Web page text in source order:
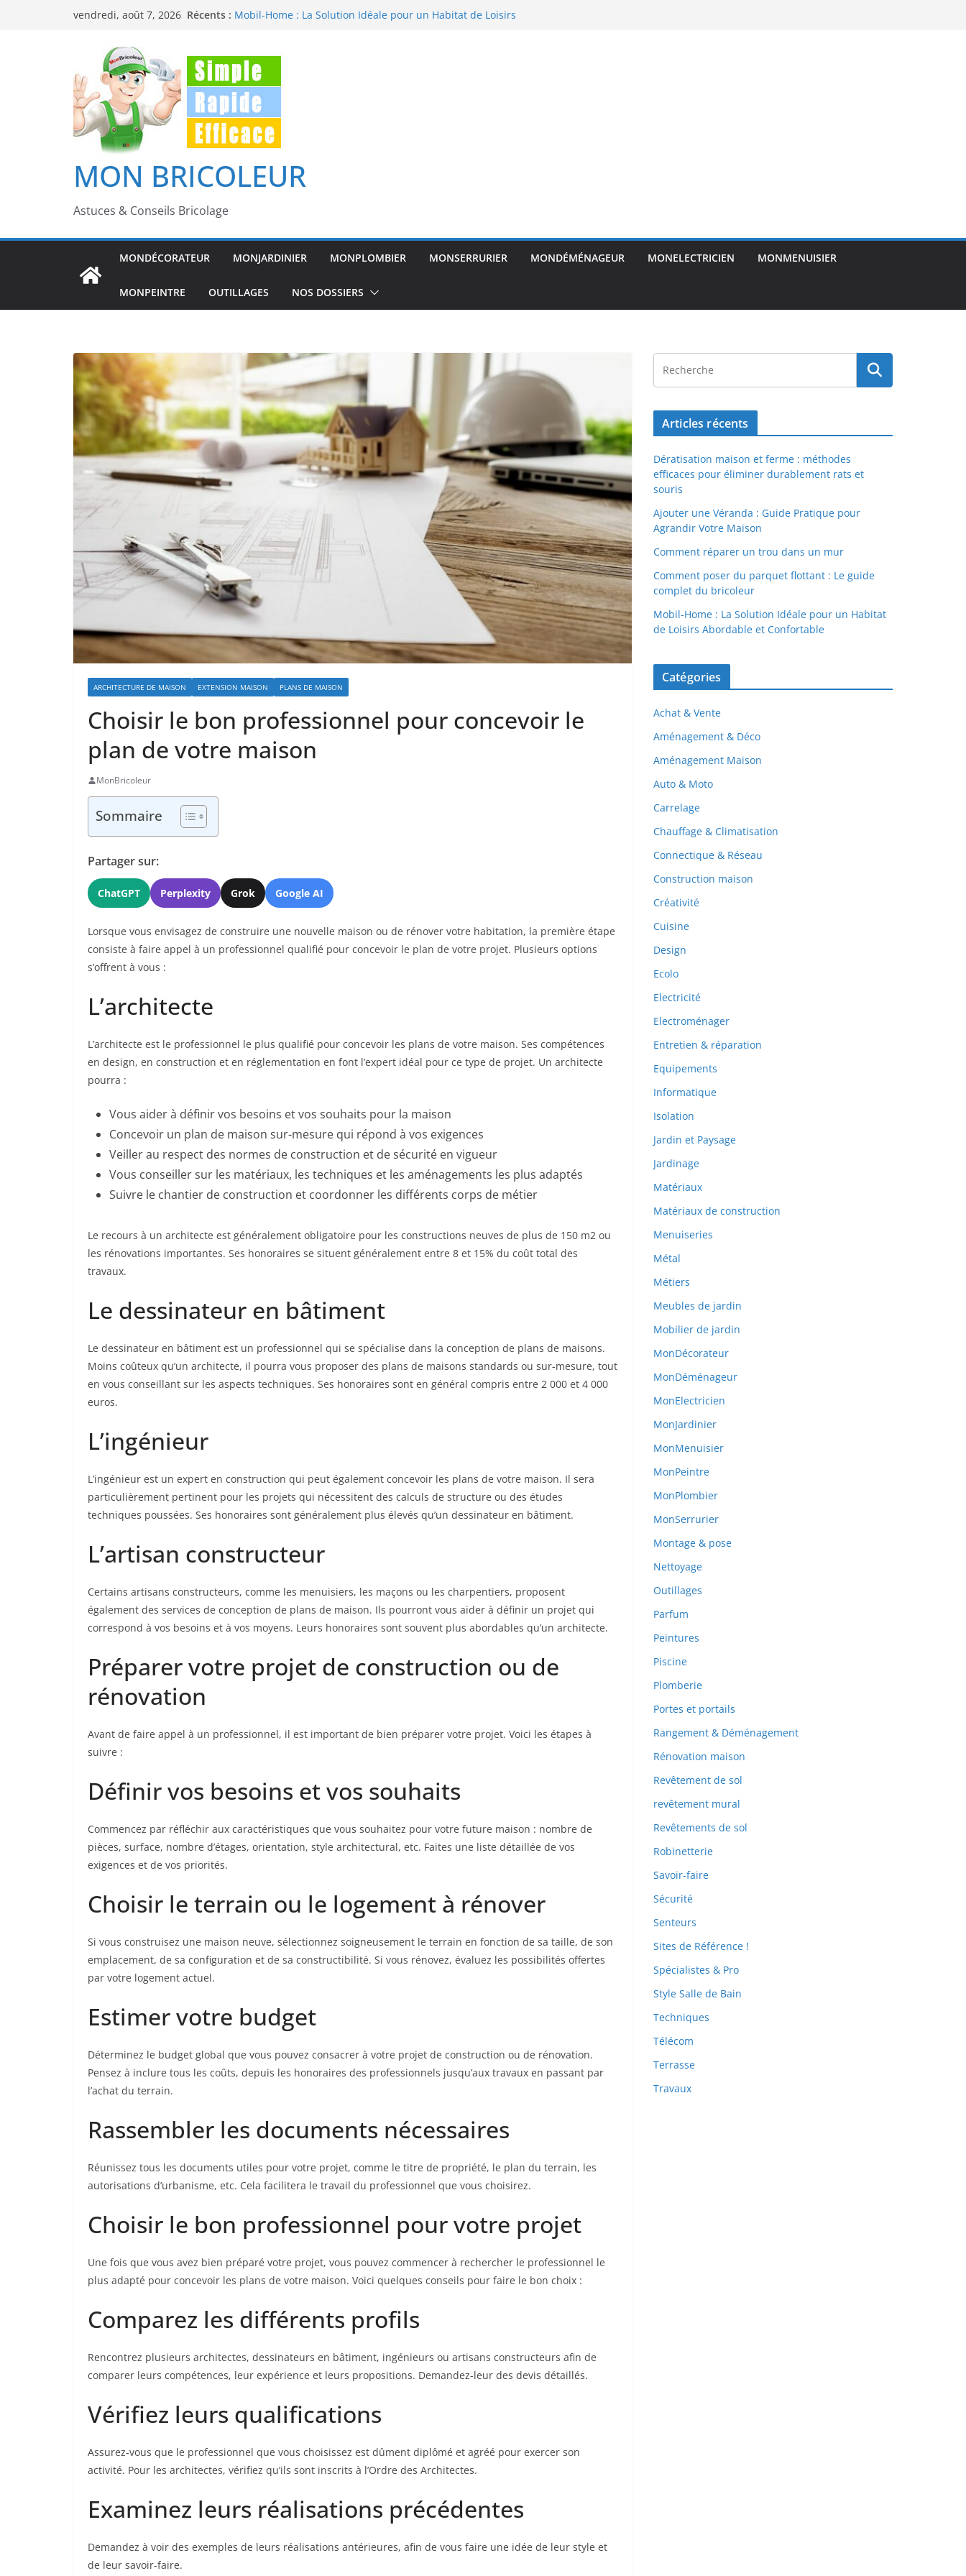
vendredi, août 7, 2026 Récents : Mobil-Home : La Solution Idéale pour un Habitat de Loisirs
éliminer durablement rats et souris
Ajouter une Véranda : Guide Pratique pour Agrandir Votre
Maison
Comment réparer un trou dans un mur
Comment poser du parquet flottant : Le guide complet du
bricoleur
MON BRICOLEUR
Astuces & Conseils Bricolage
MONDÉCORATEUR MONJARDINIER MONPLOMBIER MONSERRURIER MONDÉMÉNAGEUR MONELECTRICIEN MONMENUISIER
MONPEINTRE OUTILLAGES NOS DOSSIERS
ARCHITECTURE DE MAISON EXTENSION MAISON PLANS DE MAISON
Choisir le bon professionnel pour concevoir le
plan de votre maison
MonBricoleur
Sommaire
Partager sur:
ChatGPT Perplexity Grok Google AI
Lorsque vous envisagez de construire une nouvelle maison ou de rénover votre habitation, la première étape
consiste à faire appel à un professionnel qualifié pour concevoir le plan de votre projet. Plusieurs options
s’offrent à vous :
L’architecte
L’architecte est le professionnel le plus qualifié pour concevoir les plans de votre maison. Ses compétences
en design, en construction et en réglementation en font l’expert idéal pour ce type de projet. Un architecte
pourra :
Vous aider à définir vos besoins et vos souhaits pour la maison
Concevoir un plan de maison sur-mesure qui répond à vos exigences
Veiller au respect des normes de construction et de sécurité en vigueur
Vous conseiller sur les matériaux, les techniques et les aménagements les plus adaptés
Suivre le chantier de construction et coordonner les différents corps de métier
Le recours à un architecte est généralement obligatoire pour les constructions neuves de plus de 150 m2 ou
les rénovations importantes. Ses honoraires se situent généralement entre 8 et 15% du coût total des
travaux.
Le dessinateur en bâtiment
Le dessinateur en bâtiment est un professionnel qui se spécialise dans la conception de plans de maisons.
Moins coûteux qu’un architecte, il pourra vous proposer des plans de maisons standards ou sur-mesure, tout
en vous conseillant sur les aspects techniques. Ses honoraires sont en général compris entre 2 000 et 4 000
euros.
L’ingénieur
L’ingénieur est un expert en construction qui peut également concevoir les plans de votre maison. Il sera
particulièrement pertinent pour les projets qui nécessitent des calculs de structure ou des études
techniques poussées. Ses honoraires sont généralement plus élevés qu’un dessinateur en bâtiment.
L’artisan constructeur
Certains artisans constructeurs, comme les menuisiers, les maçons ou les charpentiers, proposent
également des services de conception de plans de maison. Ils pourront vous aider à définir un projet qui
correspond à vos besoins et à vos moyens. Leurs honoraires sont souvent plus abordables qu’un architecte.
Préparer votre projet de construction ou de
rénovation
Avant de faire appel à un professionnel, il est important de bien préparer votre projet. Voici les étapes à
suivre :
Définir vos besoins et vos souhaits
Commencez par réfléchir aux caractéristiques que vous souhaitez pour votre future maison : nombre de
pièces, surface, nombre d’étages, orientation, style architectural, etc. Faites une liste détaillée de vos
exigences et de vos priorités.
Choisir le terrain ou le logement à rénover
Si vous construisez une maison neuve, sélectionnez soigneusement le terrain en fonction de sa taille, de son
emplacement, de sa configuration et de sa constructibilité. Si vous rénovez, évaluez les possibilités offertes
par votre logement actuel.
Estimer votre budget
Déterminez le budget global que vous pouvez consacrer à votre projet de construction ou de rénovation.
Pensez à inclure tous les coûts, depuis les honoraires des professionnels jusqu’aux travaux en passant par
l’achat du terrain.
Rassembler les documents nécessaires
Réunissez tous les documents utiles pour votre projet, comme le titre de propriété, le plan du terrain, les
autorisations d’urbanisme, etc. Cela facilitera le travail du professionnel que vous choisirez.
Choisir le bon professionnel pour votre projet
Une fois que vous avez bien préparé votre projet, vous pouvez commencer à rechercher le professionnel le
plus adapté pour concevoir les plans de votre maison. Voici quelques conseils pour faire le bon choix :
Comparez les différents profils
Rencontrez plusieurs architectes, dessinateurs en bâtiment, ingénieurs ou artisans constructeurs afin de
comparer leurs compétences, leur expérience et leurs propositions. Demandez-leur des devis détaillés.
Vérifiez leurs qualifications
Assurez-vous que le professionnel que vous choisissez est dûment diplômé et agréé pour exercer son
activité. Pour les architectes, vérifiez qu’ils sont inscrits à l’Ordre des Architectes.
Examinez leurs réalisations précédentes
Demandez à voir des exemples de leurs réalisations antérieures, afin de vous faire une idée de leur style et
de leur savoir-faire.
Articles récents
Dératisation maison et ferme : méthodes
efficaces pour éliminer durablement rats et
souris
Ajouter une Véranda : Guide Pratique pour
Agrandir Votre Maison
Comment réparer un trou dans un mur
Comment poser du parquet flottant : Le guide
complet du bricoleur
Mobil-Home : La Solution Idéale pour un Habitat
de Loisirs Abordable et Confortable
Catégories
Achat & Vente
Aménagement & Déco
Aménagement Maison
Auto & Moto
Carrelage
Chauffage & Climatisation
Connectique & Réseau
Construction maison
Créativité
Cuisine
Design
Ecolo
Electricité
Electroménager
Entretien & réparation
Equipements
Informatique
Isolation
Jardin et Paysage
Jardinage
Matériaux
Matériaux de construction
Menuiseries
Métal
Métiers
Meubles de jardin
Mobilier de jardin
MonDécorateur
MonDéménageur
MonElectricien
MonJardinier
MonMenuisier
MonPeintre
MonPlombier
MonSerrurier
Montage & pose
Nettoyage
Outillages
Parfum
Peintures
Piscine
Plomberie
Portes et portails
Rangement & Déménagement
Rénovation maison
Revêtement de sol
revêtement mural
Revêtements de sol
Robinetterie
Savoir-faire
Sécurité
Senteurs
Sites de Référence !
Spécialistes & Pro
Style Salle de Bain
Techniques
Télécom
Terrasse
Travaux